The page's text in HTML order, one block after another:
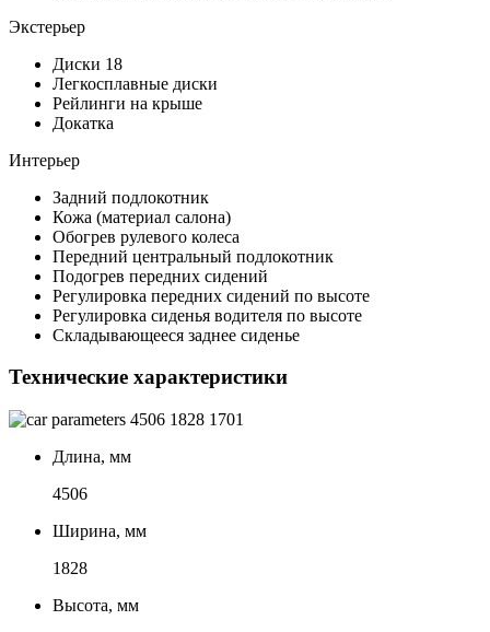
Экстерьер
Диски 18
Легкосплавные диски
Рейлинги на крыше
Докатка
Интерьер
Задний подлокотник
Кожа (материал салона)
Обогрев рулевого колеса
Передний центральный подлокотник
Подогрев передних сидений
Регулировка передних сидений по высоте
Регулировка сиденья водителя по высоте
Складывающееся заднее сиденье
Технические характеристики
4506 1828 1701
Длина, мм
4506
Ширина, мм
1828
Высота, мм